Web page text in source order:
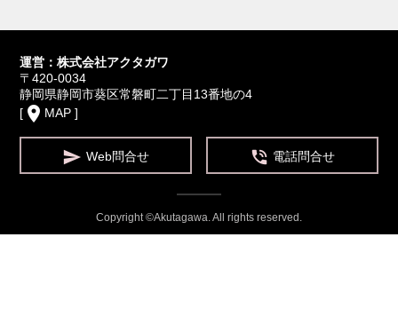
運営：株式会社アクタガワ
〒420-0034
静岡県静岡市葵区常磐町二丁目13番地の4
[ place MAP ]
 Web問合せ  電話問合せ
Copyright ©Akutagawa. All rights reserved.